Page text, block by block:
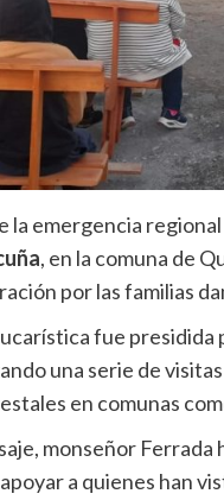
la emergencia
, en la comuna de
por las familias
fue presidida
una serie de
en comunas
monseñor Ferrada
a quienes han